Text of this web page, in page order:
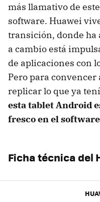
más llamativo de este
software. Huawei
transición, donde ha
a cambio está
de aplicaciones con
Pero para
replicar lo que ya
esta tablet Android
fresco en el software
Ficha técnica del